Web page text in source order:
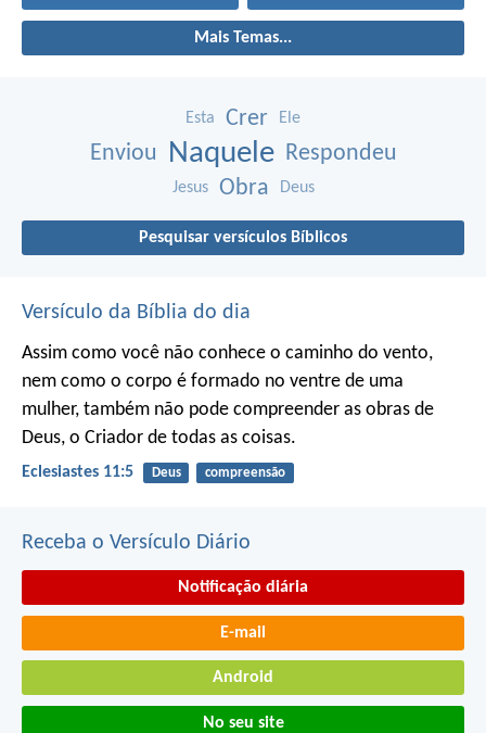
Mais Temas...
Esta Crer Ele
Enviou Naquele Respondeu
Jesus Obra Deus
Pesquisar versículos Bíblicos
Versículo da Bíblia do dia
Assim como você não conhece o caminho do vento,
nem como o corpo é formado no ventre de uma
mulher, também não pode compreender as obras de
Deus, o Criador de todas as coisas.
Eclesiastes 11:5 Deus compreensão
Receba o Versículo Diário
Notificação diária
E-mail
Android
No seu site